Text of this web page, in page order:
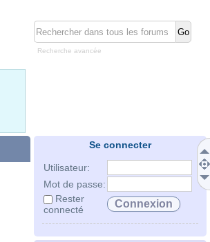
Recherche avancée
Se connecter
Utilisateur:
Mot de passe:
Rester
connecté